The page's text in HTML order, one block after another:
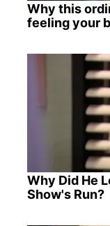
Why this
feeling your
Why Did He
Show's Run?